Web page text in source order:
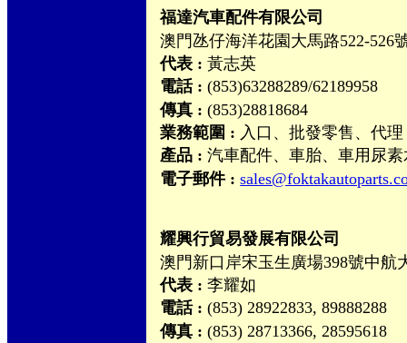
福達汽車配件有限公司
澳門氹仔海洋花園大馬路522-526
代表 :黃志英
電話 :(853)63288289/62189958
傳真 :(853)28818684
業務範圍 : 入口、批發零售、代理
產品 :汽車配件、車胎、車用尿素
電子郵件 :
耀興行貿易發展有限公司
澳門新口岸宋玉生廣場398號中航
代表 :李耀如
電話 :(853) 28922833, 89888288
傳真 :(853) 28713366, 28595618